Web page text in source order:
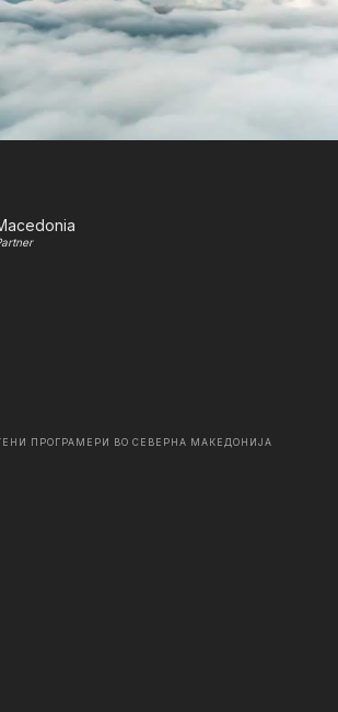
ПРОГРАМЕРИ ВО СЕВЕРНА МАКЕДОНИЈА